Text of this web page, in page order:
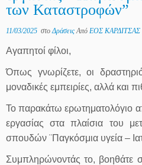
των Καταστροφών”
11/03/2025 στο Δράσεις Από ΕΟΣ ΚΑΡΔΙΤΣΑΣ
Αγαπητοί φίλοι,
Όπως γνωρίζετε, οι
μοναδικές εμπειρίες, αλλά και
Το παρακάτω ερωτηματολόγιο
εργασίας στα πλαίσια του
σπουδών ¨Παγκόσμια υγεία –
Συμπληρώνοντάς το, βοηθάτε